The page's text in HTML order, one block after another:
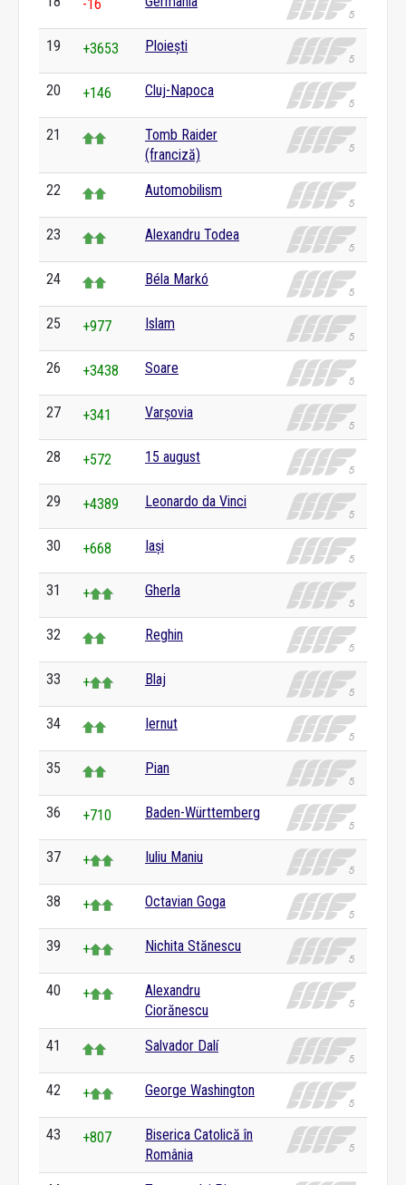
-16
19 +3653 Ploiești
20 +146 Cluj-Napoca
21
Tomb Raider
(franciză)
22 Automobilism
23 Alexandru Todea
24 Béla Markó
25 +977 Islam
26 +3438 Soare
27 +341 Varșovia
28 +572 15 august
29 +4389 Leonardo da Vinci
30 +668 Iași
31 + Gherla
32 Reghin
33 + Blaj
34 Iernut
35 Pian
36 +710 Baden-Württemberg
37 + Iuliu Maniu
38 + Octavian Goga
39 + Nichita Stănescu
40 +
Alexandru
Ciorănescu
41 Salvador Dalí
42 + George Washington
43 +807
Biserica Catolică în
România